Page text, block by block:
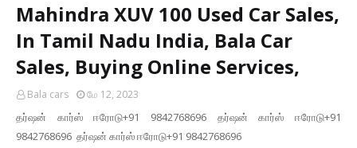
Mahindra XUV 100 Used Car Sales,
In Tamil Nadu India, Bala Car
Sales, Buying Online Services,
Bala cars மே 12, 2023
தர்ஷன் கார்ஸ் ஈரோடு+91 9842768696 தர்ஷன் கார்ஸ் ஈரோடு+91
9842768696 தர்ஷன் கார்ஸ் ஈரோடு+91 9842768696